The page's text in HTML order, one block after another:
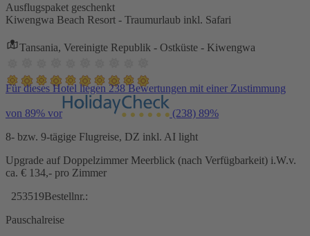
Ausflugspaket geschenkt
Kiwengwa Beach Resort - Traumurlaub inkl. Safari
Tansania, Vereinigte Republik - Ostküste - Kiwengwa
Für dieses Hotel liegen 238 Bewertungen mit einer Zustimmung
von 89% vor (238) 89%
8- bzw. 9-tägige Flugreise, DZ inkl. AI light
Upgrade auf Doppelzimmer Meerblick (nach Verfügbarkeit) i.W.v.
ca. € 134,- pro Zimmer
253519Bestellnr.:
Pauschalreise